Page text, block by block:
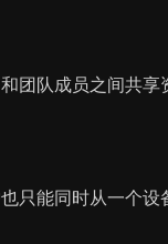
团队成员之间共
只能同时从一个